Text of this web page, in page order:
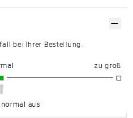
bei Ihrer Bestellung.
zu groß
aus